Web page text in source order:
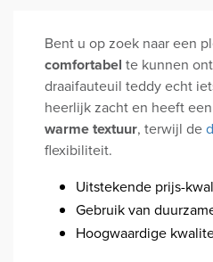
Bent u op zoek naar een
comfortabel te kunnen
draaifauteuil teddy echt
heerlijk zacht en heeft een
warme textuur, terwijl de
flexibiliteit.
Uitstekende prijs-
Gebruik van
Hoogwaardige